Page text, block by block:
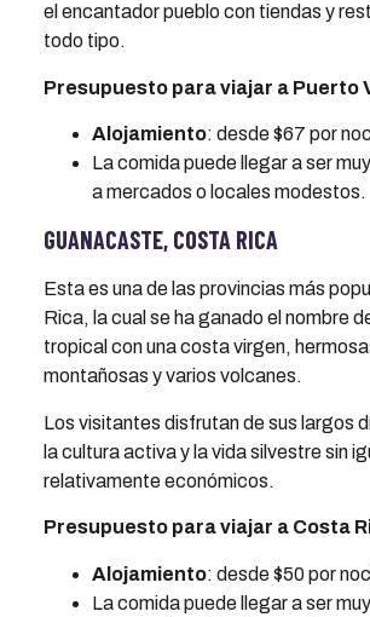
el encantador pueblo con tiendas y
todo tipo.
Presupuesto para viajar a Puerto
Alojamiento: desde $67 por
La comida puede llegar a ser
a mercados o locales modestos.
GUANACASTE, COSTA RICA
Esta es una de las provincias más
Rica, la cual se ha ganado el nombre
tropical con una costa virgen,
montañosas y varios volcanes.
Los visitantes disfrutan de sus largos
la cultura activa y la vida silvestre sin
relativamente económicos.
Presupuesto para viajar a Costa
Alojamiento: desde $50 por
La comida puede llegar a ser